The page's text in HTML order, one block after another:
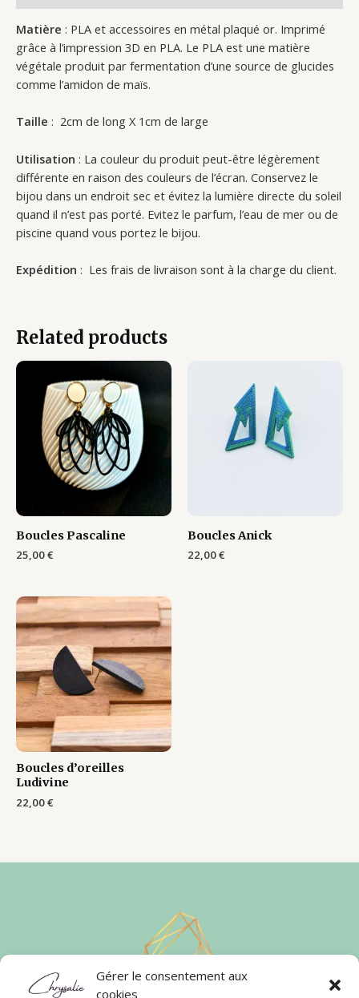
Gérer le consentement aux
cookies
Matière : PLA et accessoires en métal plaqué or. Imprimé
grâce à l’impression 3D en PLA. Le PLA est une matière
végétale produit par fermentation d’une source de glucides
comme l’amidon de maïs.
Taille : 2cm de long X 1cm de large
Utilisation : La couleur du produit peut-être légèrement
différente en raison des couleurs de l’écran. Conservez le
bijou dans un endroit sec et évitez la lumière directe du soleil
quand il n’est pas porté. Evitez le parfum, l’eau de mer ou de
piscine quand vous portez le bijou.
Expédition : Les frais de livraison sont à la charge du client.
Related products
Boucles Pascaline
25,00€
Boucles Anick
22,00€
Boucles d’oreilles
Ludivine
22,00€